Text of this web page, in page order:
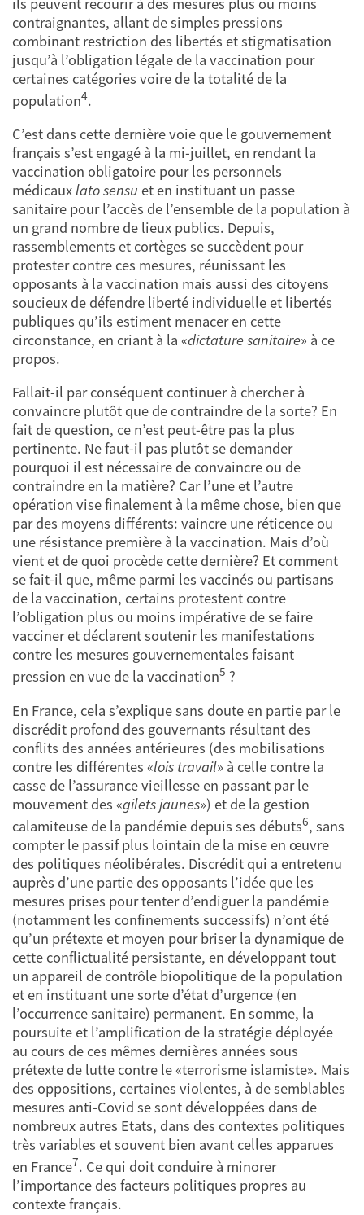
contraignantes, allant de simples pressions
combinant restriction des libertés et stigmatisation
jusqu’à l’obligation légale de la vaccination pour
certaines catégories voire de la totalité de la
population4.
C’est dans cette dernière voie que le gouvernement
français s’est engagé à la mi-juillet, en rendant la
vaccination obligatoire pour les personnels
médicauxlato sensu et en instituant un passe
sanitaire pour l’accès de l’ensemble de la population à
un grand nombre de lieux publics. Depuis,
rassemblements et cortèges se succèdent pour
protester contre ces mesures, réunissant les
opposants à la vaccination mais aussi des citoyens
soucieux de défendre liberté individuelle et libertés
publiques qu’ils estiment menacer en cette
circonstance, en criant à la «dictature sanitaire» à ce
propos.
Fallait-il par conséquent continuer à chercher à
convaincre plutôt que de contraindre de la sorte? En
fait de question, ce n’est peut-être pas la plus
pertinente. Ne faut-il pas plutôt se demander
pourquoi il est nécessaire de convaincre ou de
contraindre en la matière? Car l’une et l’autre
opération vise finalement à la même chose, bien que
par des moyens différents: vaincre une réticence ou
une résistance première à la vaccination. Mais d’où
vient et de quoi procède cette dernière? Et comment
se fait-il que, même parmi les vaccinés ou partisans
de la vaccination, certains protestent contre
l’obligation plus ou moins impérative de se faire
vacciner et déclarent soutenir les manifestations
contre les mesures gouvernementales faisant
pression en vue de la vaccination5 ?
En France, cela s’explique sans doute en partie par le
discrédit profond des gouvernants résultant des
conflits des années antérieures (des mobilisations
contre les différentes «lois travail» à celle contre la
casse de l’assurance vieillesse en passant par le
mouvement des «gilets jaunes») et de la gestion
calamiteuse de la pandémie depuis ses débuts6, sans
compter le passif plus lointain de la mise en œuvre
des politiques néolibérales. Discrédit qui a entretenu
auprès d’une partie des opposants l’idée que les
mesures prises pour tenter d’endiguer la pandémie
(notamment les confinements successifs) n’ont été
qu’un prétexte et moyen pour briser la dynamique de
cette conflictualité persistante, en développant tout
un appareil de contrôle biopolitique de la population
et en instituant une sorte d’état d’urgence (en
l’occurrence sanitaire) permanent. En somme, la
poursuite et l’amplification de la stratégie déployée
au cours de ces mêmes dernières années sous
prétexte de lutte contre le «terrorisme islamiste». Mais
des oppositions, certaines violentes, à de semblables
mesures anti-Covid se sont développées dans de
nombreux autres Etats, dans des contextes politiques
très variables et souvent bien avant celles apparues
en France7. Ce qui doit conduire à minorer
l’importance des facteurs politiques propres au
contexte français.